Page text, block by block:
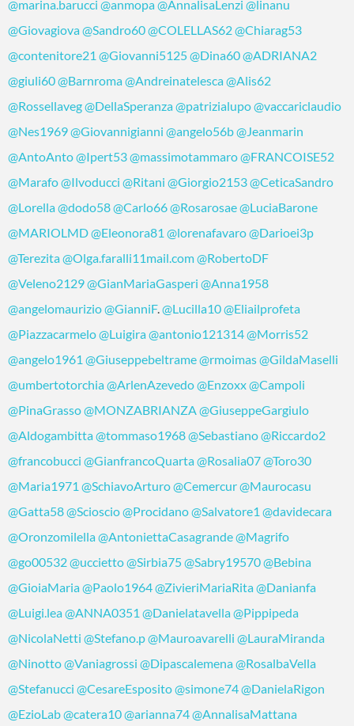
@marina.barucci @anmopa@AnnalisaLenzi @linanu
@Giovagiova@Sandro60@COLELLAS62@Chiarag53
@contenitore21 @Giovanni5125@Dina60@ADRIANA2
@giuli60@Barnroma@Andreinatelesca@Alis62
@Rossellaveg@DellaSperanza@patrizialupo@vaccariclaudio
@Nes1969@Giovannigianni @angelo56b@Jeanmarin
@AntoAnto@Ipert53@massimotammaro@FRANCOISE52
@Marafo@Ilvoducci @Ritani @Giorgio2153@CeticaSandro
@Lorella@dodo58@Carlo66@Rosarosae@LuciaBarone
@MARIOLMD@Eleonora81 @lorenafavaro@Darioei3p
@Terezita@Olga.faralli11mail.com@RobertoDF
@Veleno2129@GianMariaGasperi @Anna1958
@angelomaurizio@GianniF.@Lucilla10@Eliailprofeta
@Piazzacarmelo@Luigira@antonio121314@Morris52
@angelo1961 @Giuseppebeltrame@rmoimas@GildaMaselli
@umbertotorchia@ArlenAzevedo@Enzoxx@Campoli
@PinaGrasso@MONZABRIANZA@GiuseppeGargiulo
@Aldogambitta@tommaso1968@Sebastiano@Riccardo2
@francobucci @GianfrancoQuarta@Rosalia07@Toro30
@Maria1971 @SchiavoArturo@Cemercur@Maurocasu
@Gatta58@Scioscio@Procidano@Salvatore1 @davidecara
@Oronzomilella@AntoniettaCasagrande@Magrifo
@go00532@uccietto@Sirbia75@Sabry19570@Bebina
@GioiaMaria@Paolo1964@ZivieriMariaRita@Danianfa
@Luigi.lea@ANNA0351 @Danielatavella@Pippipeda
@NicolaNetti @Stefano.p@Mauroavarelli @LauraMiranda
@Ninotto@Vaniagrossi @Dipascalemena@RosalbaVella
@Stefanucci @CesareEsposito@simone74@DanielaRigon
@EzioLab@catera10@arianna74@AnnalisaMattana